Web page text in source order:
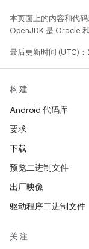
本页面上的内容和代
OpenJDK 是 Oracle
最后更新时间 (UTC)
构建
Android 代码库
要求
下载
预览二进制文件
出厂映像
驱动程序二进制文件
关注